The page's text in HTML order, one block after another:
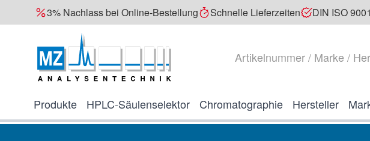
3% Nachlass bei Online-Bestellung Schnelle Lieferzeiten DIN ISO
Suche
Produkte HPLC-Säulenselektor Chromatographie Hersteller